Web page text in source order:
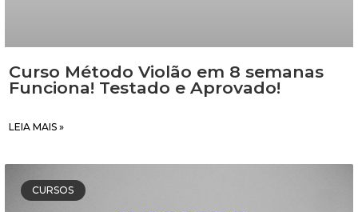
Curso Método Violão em 8 semanas
Funciona! Testado e Aprovado!
LEIA MAIS »
CURSOS